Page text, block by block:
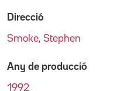
Direcció
Smoke, Stephen
Any de producció
1992